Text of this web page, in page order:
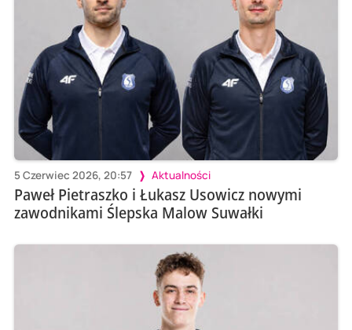
5 Czerwiec 2026, 20:57 Aktualności
Paweł Pietraszko i Łukasz Usowicz nowymi
zawodnikami Ślepska Malow Suwałki